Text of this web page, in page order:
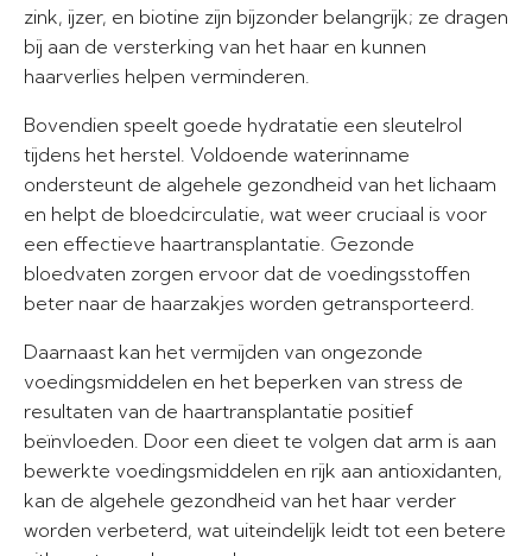
zink, ijzer, en biotine zijn bijzonder belangrijk; ze dragen
bij aan de versterking van het haar en kunnen
haarverlies helpen verminderen.
Bovendien speelt goede hydratatie een sleutelrol
tijdens het herstel. Voldoende waterinname
ondersteunt de algehele gezondheid van het lichaam
en helpt de bloedcirculatie, wat weer cruciaal is voor
een effectieve haartransplantatie. Gezonde
bloedvaten zorgen ervoor dat de voedingsstoffen
beter naar de haarzakjes worden getransporteerd.
Daarnaast kan het vermijden van ongezonde
voedingsmiddelen en het beperken van stress de
resultaten van de haartransplantatie positief
beïnvloeden. Door een dieet te volgen dat arm is aan
bewerkte voedingsmiddelen en rijk aan antioxidanten,
kan de algehele gezondheid van het haar verder
worden verbeterd, wat uiteindelijk leidt tot een betere